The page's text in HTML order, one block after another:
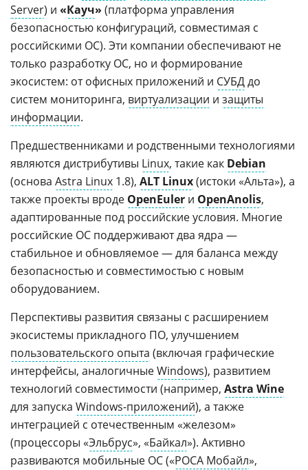
Server) и «Кауч» (платформа управления
безопасностью конфигураций, совместимая с
российскими ОС). Эти компании обеспечивают не
только разработку ОС, но и формирование
экосистем: от офисных приложений и СУБДдо
систем мониторинга, виртуализации и защиты
информации.
Предшественниками и родственными технологиями
являются дистрибутивы Linux, такие как Debian
(основа Astra Linux 1.8), ALT Linux(истоки «Альта»), а
также проекты вроде OpenEuler и OpenAnolis,
адаптированные под российские условия. Многие
российские ОС поддерживают два ядра —
стабильное и обновляемое — для баланса между
безопасностью и совместимостью с новым
оборудованием.
Перспективы развития связаны с расширением
экосистемы прикладного ПО, улучшением
пользовательского опыта (включая графические
интерфейсы, аналогичныеWindows), развитием
технологий совместимости (например, Astra Wine
для запуска Windows-приложений), а также
интеграцией с отечественным «железом»
(процессоры «Эльбрус», «Байкал»). Активно
развиваются мобильные ОС («РОСА Мобайл»,